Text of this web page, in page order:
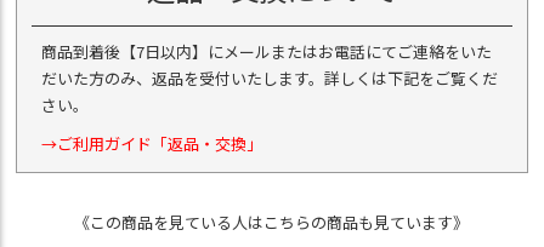
商品到着後【7日以内】にメールまたはお電話にてご連絡をいた
だいた方のみ、返品を受付いたします。詳しくは下記をご覧くだ
さい。
→ご利用ガイド「返品・交換」
《この商品を見ている人はこちらの商品も見ています》